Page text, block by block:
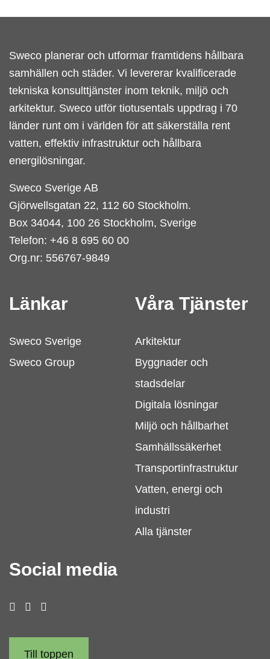
Sweco planerar och utformar framtidens hållbara
samhällen och städer. Vi levererar kvalificerade
tekniska konsulttjänster inom teknik, miljö och
arkitektur. Sweco utför tiotusentals uppdrag i 70
länder runt om i världen för att säkerställa rent
vatten, effektiv infrastruktur och hållbara
energilösningar.
Sweco Sverige AB
Gjörwellsgatan 22, 112 60 Stockholm.
Box 34044, 100 26 Stockholm, Sverige
Telefon: +46 8 695 60 00
Org.nr: 556767-9849
Länkar
Sweco Sverige
Sweco Group
Våra Tjänster
Arkitektur
Byggnader och
stadsdelar
Digitala lösningar
Miljö och hållbarhet
Samhällssäkerhet
Transportinfrastruktur
Vatten, energi och
industri
Alla tjänster
Social media
Till toppen